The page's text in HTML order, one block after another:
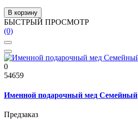
В корзину
БЫСТРЫЙ ПРОСМОТР
(0)
0
54659
Именной подарочный мед Семейный
Предзаказ